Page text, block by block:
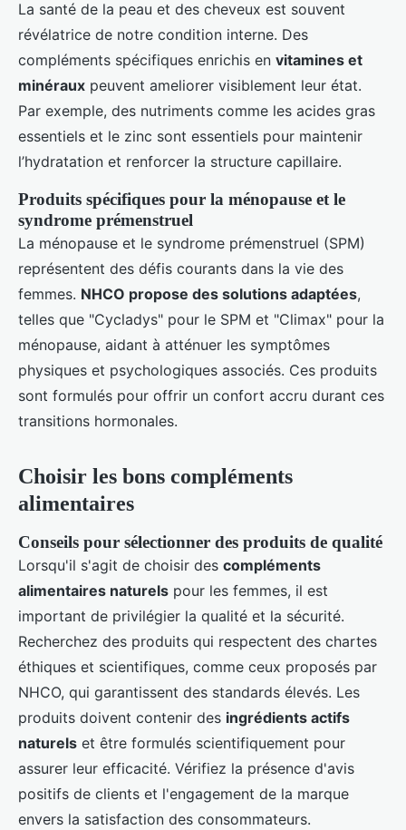
La santé de la peau et des cheveux est souvent
révélatrice de notre condition interne. Des
compléments spécifiques enrichis en vitamines et
minéraux peuvent ameliorer visiblement leur état.
Par exemple, des nutriments comme les acides gras
essentiels et le zinc sont essentiels pour maintenir
l’hydratation et renforcer la structure capillaire.
Produits spécifiques pour la ménopause et le
syndrome prémenstruel
La ménopause et le syndrome prémenstruel (SPM)
représentent des défis courants dans la vie des
femmes. NHCO propose des solutions adaptées,
telles que "Cycladys" pour le SPM et "Climax" pour la
ménopause, aidant à atténuer les symptômes
physiques et psychologiques associés. Ces produits
sont formulés pour offrir un confort accru durant ces
transitions hormonales.
Choisir les bons compléments
alimentaires
Conseils pour sélectionner des produits de qualité
Lorsqu'il s'agit de choisir des compléments
alimentaires naturels pour les femmes, il est
important de privilégier la qualité et la sécurité.
Recherchez des produits qui respectent des chartes
éthiques et scientifiques, comme ceux proposés par
NHCO, qui garantissent des standards élevés. Les
produits doivent contenir des ingrédients actifs
naturels et être formulés scientifiquement pour
assurer leur efficacité. Vérifiez la présence d'avis
positifs de clients et l'engagement de la marque
envers la satisfaction des consommateurs.